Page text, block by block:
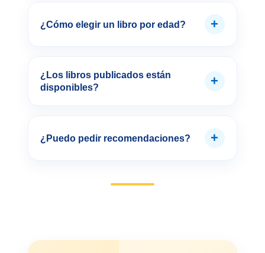
¿Cómo elegir un libro por edad? +
¿Los libros publicados están
disponibles?
+
¿Puedo pedir recomendaciones? +